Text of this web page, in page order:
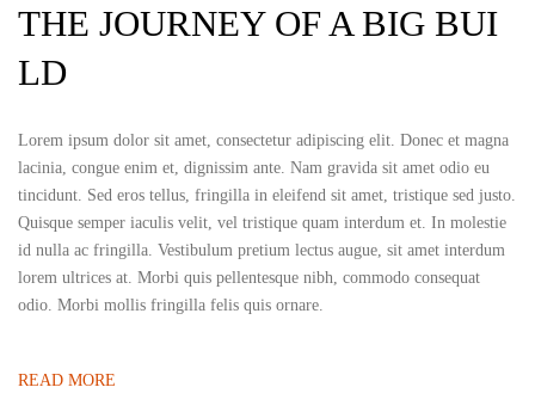
THE JOURNEY OF A BIG BUI
LD
Lorem ipsum dolor sit amet, consectetur adipiscing elit. Donec et magna
lacinia, congue enim et, dignissim ante. Nam gravida sit amet odio eu
tincidunt. Sed eros tellus, fringilla in eleifend sit amet, tristique sed justo.
Quisque semper iaculis velit, vel tristique quam interdum et. In molestie
id nulla ac fringilla. Vestibulum pretium lectus augue, sit amet interdum
lorem ultrices at. Morbi quis pellentesque nibh, commodo consequat
odio. Morbi mollis fringilla felis quis ornare.
READ MORE